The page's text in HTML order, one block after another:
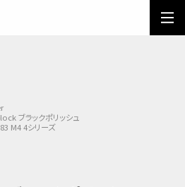
ブラックポリッシュ
M4 4シリーズ